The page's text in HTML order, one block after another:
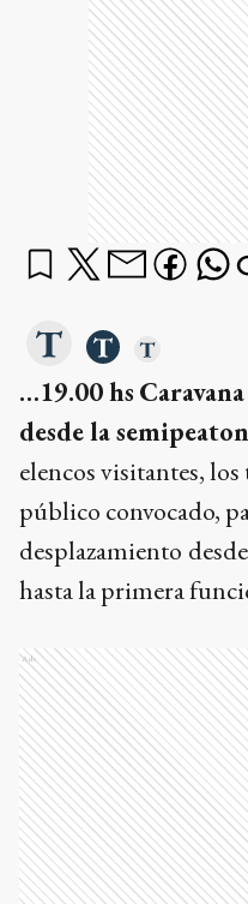
…19.00 hs
desde la
elencos visitantes,
público convocado,
desplazamiento
hasta la primera
Ads